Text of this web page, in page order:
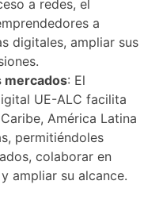
a redes, el
a
digitales, ampliar sus
mercados: El
UE-ALC facilita
América Latina
permitiéndoles
colaborar en
ampliar su alcance.